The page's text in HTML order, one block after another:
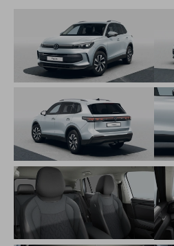
vozidlom a systém núdzového
hroziacom čelnom náraze
Pedestrian Recognition asistent
chodcom
Lane Assist - asistent
Car2X - online komunikácia
kritických situáciách na trase
Rozpoznávanie dopravných
Predné hlavové opierky
3-bodové bezpečnostné pásy
vpredu výškovo nastaviteľné
3 hlavové opierky sedadiel vzadu
ISOFIX systém na uchytenie
spolujazdca a na 2 zadných